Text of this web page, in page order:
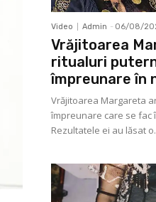
Video Admin - 06/08/
Vrăjitoarea
ritualuri
împreunare în
Vrăjitoarea Margareta
împreunare care se fac
Rezultatele ei au lăsat